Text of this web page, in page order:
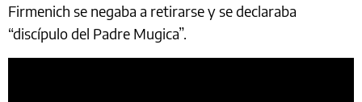
Firmenich se negaba a retirarse y se declaraba
“discípulo del Padre Mugica”.